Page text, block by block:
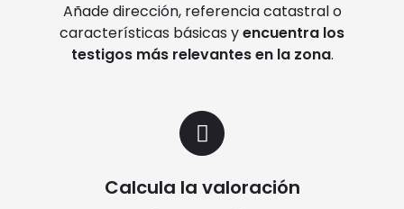
Añade dirección, referencia catastral o
características básicas yencuentra los
testigos más relevantes en la zona.
Calcula la valoración